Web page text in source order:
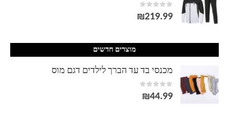
0
out of 5
₪219.99
מוצרים חדשים
מכנסי בד עד הברך לילדים דגם מוס
0
out of 5
₪44.99